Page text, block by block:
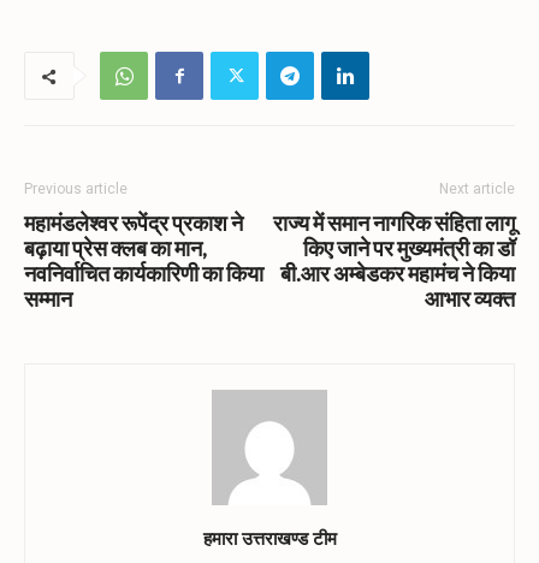
Previous article
महामंडलेश्वर रूपेंद्र प्रकाश ने
बढ़ाया प्रेस क्लब का मान,
नवनिर्वाचित कार्यकारिणी का किया
सम्मान
Next article
राज्य में समान नागरिक संहिता लागू
किए जाने पर मुख्यमंत्री का डॉ
बी.आर अम्बेडकर महामंच ने किया
आभार व्यक्त
हमारा उत्तराखण्ड टीम